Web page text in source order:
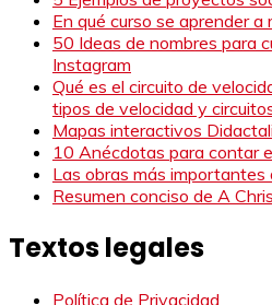
En qué curso se aprender a
50 Ideas de nombres para
Instagram
Qué es el circuito de
tipos de velocidad y
Mapas interactivos
10 Anécdotas para contar
Las obras más importantes
Resumen conciso de A
Textos legales
Política de Privacidad